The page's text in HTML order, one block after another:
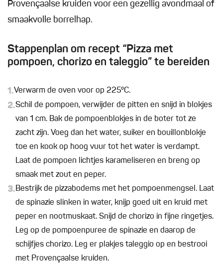
Provençaalse kruiden voor een gezellig avondmaal of
smaakvolle borrelhap.
Stappenplan om recept “Pizza met
pompoen, chorizo en taleggio” te bereiden
1.Verwarm de oven voor op 225°C.
2.Schil de pompoen, verwijder de pitten en snijd in blokjes
van 1 cm. Bak de pompoenblokjes in de boter tot ze
zacht zijn. Voeg dan het water, suiker en bouillonblokje
toe en kook op hoog vuur tot het water is verdampt.
Laat de pompoen lichtjes karameliseren en breng op
smaak met zout en peper.
3.Bestrijk de pizzabodems met het pompoenmengsel. Laat
de spinazie slinken in water, knijp goed uit en kruid met
peper en nootmuskaat. Snijd de chorizo in fijne ringetjes.
Leg op de pompoenpuree de spinazie en daarop de
schijfjes chorizo. Leg er plakjes taleggio op en bestrooi
met Provençaalse kruiden.